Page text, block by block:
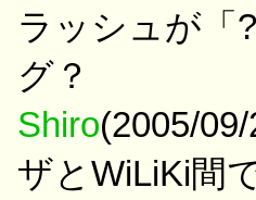
ラッシュが「
グ？
Shiro(2005/
ザとWiLiKi間